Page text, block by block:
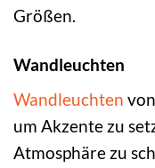
Größen.
Wandleuchten
Wandleuchten
um Akzente zu
Atmosphäre zu